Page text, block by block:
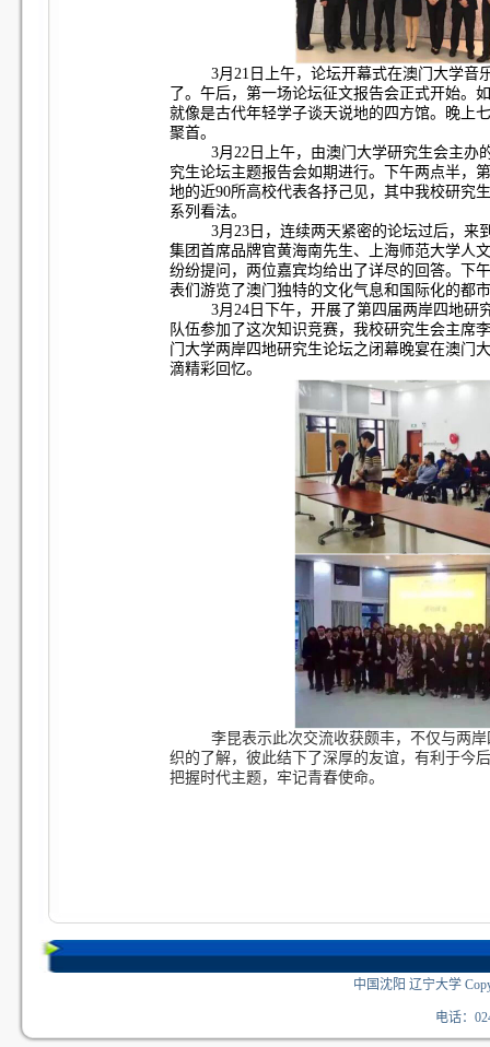
3月21日上午，论坛开幕式在澳门大学音
了。午后，第一场论坛征文报告会正式开始。
就像是古代年轻学子谈天说地的四方馆。晚上
聚首。
3月22日上午，由澳门大学研究生会主办
究生论坛主题报告会如期进行。下午两点半，
地的近90所高校代表各抒己见，其中我校研究
系列看法。
3月23日，连续两天紧密的论坛过后，来
集团首席品牌官黄海南先生、上海师范大学人
纷纷提问，两位嘉宾均给出了详尽的回答。下
表们游览了澳门独特的文化气息和国际化的都
3月24日下午，开展了第四届两岸四地研
队伍参加了这次知识竞赛，我校研究生会主席
门大学两岸四地研究生论坛之闭幕晚宴在澳门
滴精彩回忆。
李昆表示此次交流收获颇丰，不仅与两
织的了解，彼此结下了深厚的友谊，有利于今
把握时代主题，牢记青春使命。
中国沈阳 辽宁大学
电话：